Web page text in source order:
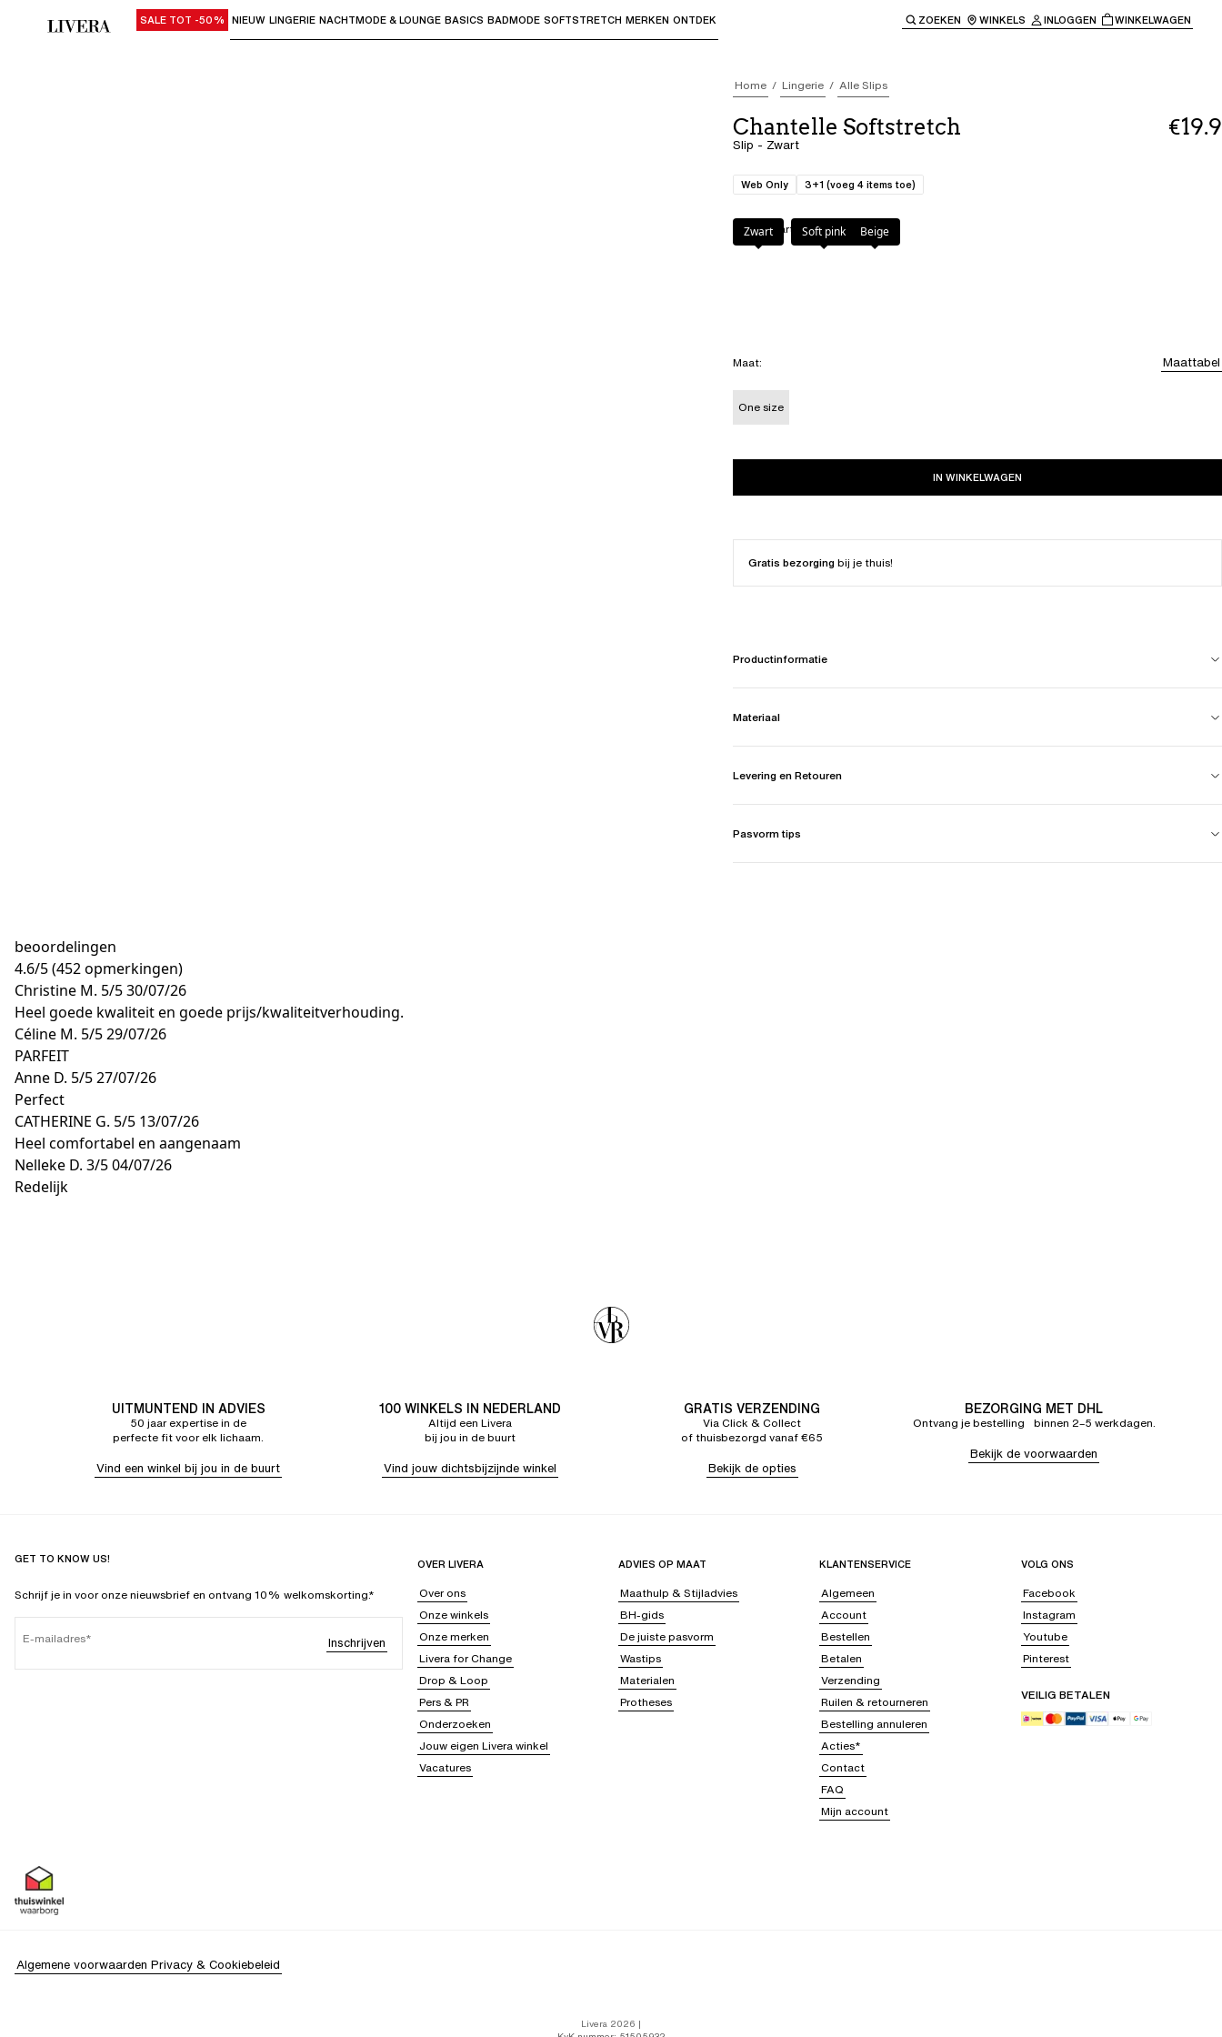
Gebruik "Pijl omlaag" of "Enter" om submenu's te openen en "Pijl omhoog" of "Escape" om terug te keren naar de hoofdnavigatie.
SALE TOT -50% NIEUW LINGERIE NACHTMODE & LOUNGE BASICS BADMODE SOFTSTRETCH MERKEN ONTDEK ZOEKEN WINKELS INLOGGEN WINKELWAGEN
Home Lingerie Alle Slips
Chantelle Softstretch
Slip - Zwart
€19.9
Web Only 3+1 (voeg 4 items toe)
Kleur: Zwart
Zwart Soft pink Beige
Maat: Maattabel
One size
IN WINKELWAGEN
Gratis bezorgingbij je thuis!
Productinformatie
Materiaal
Levering en Retouren
Pasvorm tips
beoordelingen
4.6/5(452 opmerkingen)
Christine M. 5/530/07/26
Heel goede kwaliteit en goede prijs/kwaliteitverhouding.
Céline M. 5/529/07/26
PARFEIT
Anne D. 5/527/07/26
Perfect
CATHERINE G. 5/5 13/07/26
Heel comfortabel en aangenaam
Nelleke D. 3/504/07/26
Redelijk
UITMUNTEND IN ADVIES
50 jaar expertise in de
perfecte fit voor elk lichaam.
Vind een winkel bij jou in de buurt
100 WINKELS IN NEDERLAND
Altijd een Livera
bij jou in de buurt
Vind jouw dichtsbijzijnde winkel
GRATIS VERZENDING
Via Click & Collect
of thuisbezorgd vanaf €65
Bekijk de opties
BEZORGING MET DHL
Ontvang je bestelling binnen 2–5 werkdagen.
Bekijk de voorwaarden
GET TO KNOW US!
Schrijf je in voor onze nieuwsbrief en ontvang 10% welkomskorting.*
E-mailadres Inschrijven
OVER LIVERA
Over ons
Onze winkels
Onze merken
Livera for Change
Drop & Loop
Pers & PR
Onderzoeken
Jouw eigen Livera winkel
Vacatures
ADVIES OP MAAT
Maathulp & Stijladvies
BH-gids
De juiste pasvorm
Wastips
Materialen
Protheses
KLANTENSERVICE
Algemeen
Account
Bestellen
Betalen
Verzending
Ruilen & retourneren
Bestelling annuleren
Acties*
Contact
FAQ
Mijn account
VOLG ONS
Facebook
Instagram
Youtube
Pinterest
VEILIG BETALEN
Algemene voorwaarden Privacy & Cookiebeleid
Livera 2026 |